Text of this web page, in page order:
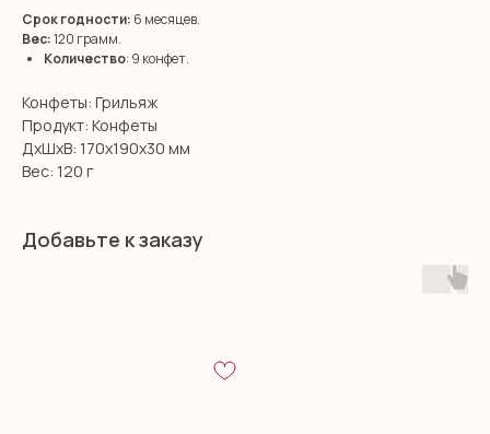
Срок годности: 6 месяцев.
Вес:120 грамм.
Количество: 9 конфет.
Конфеты: Грильяж
Продукт: Конфеты
ДxШxВ: 170x190x30 мм
Вес: 120 г
Добавьте к заказу